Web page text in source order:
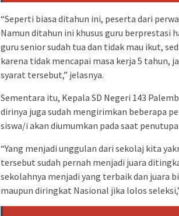
“Seperti biasa ditahun ini, peserta dari
Namun ditahun ini khusus guru berprestasi
guru senior sudah tua dan tidak mau ikut,
karena tidak mencapai masa kerja 5 tahun,
syarat tersebut,” jelasnya.
Sementara itu, Kepala SD Negeri 143
dirinya juga sudah mengirimkan beberapa
siswa/i akan diumumkan pada saat
“Yang menjadi unggulan dari sekolaj kita
tersebut sudah pernah menjadi juara
sekolahnya menjadi yang terbaik dan juara
maupun diringkat Nasional jika lolos